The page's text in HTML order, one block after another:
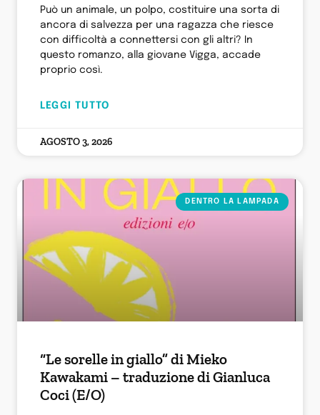
Può un animale, un polpo, costituire una sorta di
ancora di salvezza per una ragazza che riesce
con difficoltà a connettersi con gli altri? In
questo romanzo, alla giovane Vigga, accade
proprio così.
LEGGI TUTTO
AGOSTO 3, 2026
DENTRO LA LAMPADA
“Le sorelle in giallo” di Mieko
Kawakami – traduzione di Gianluca
Coci (E/O)